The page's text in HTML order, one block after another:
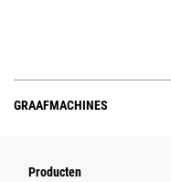
GRAAFMACHINES
Producten